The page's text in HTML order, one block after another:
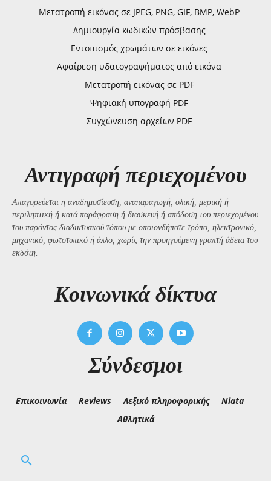
Μετατροπή εικόνας σε JPEG, PNG, GIF, BMP, WebP
Δημιουργία κωδικών πρόσβασης
Εντοπισμός χρωμάτων σε εικόνες
Αφαίρεση υδατογραφήματος από εικόνα
Μετατροπή εικόνας σε PDF
Ψηφιακή υπογραφή PDF
Συγχώνευση αρχείων PDF
Αντιγραφή περιεχομένου
Απαγορεύεται η αναδημοσίευση, αναπαραγωγή, ολική, μερική ή
περιληπτική ή κατά παράφραση ή διασκευή ή απόδοση του περιεχομένου
του παρόντος διαδικτυακού τόπου με οποιονδήποτε τρόπο, ηλεκτρονικό,
μηχανικό, φωτοτυπικό ή άλλο, χωρίς την προηγούμενη γραπτή άδεια του
εκδότη.
Kοινωνικά δίκτυα
Σύνδεσμοι
Επικοινωνία Reviews Λεξικό πληροφορικής
Niata
Αθλητικά